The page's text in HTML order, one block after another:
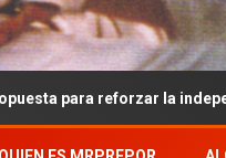
la independencia arbitral